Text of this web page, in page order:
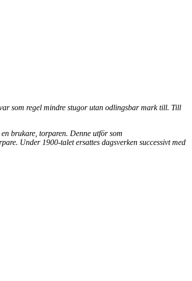
som regel mindre stugor utan odlingsbar mark till. Till
brukare, torparen. Denne utför som
Under 1900-talet ersattes dagsverken successivtmed